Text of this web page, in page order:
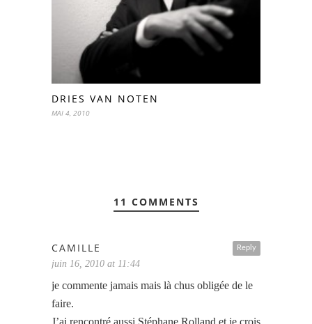
DRIES VAN NOTEN
MAI 4, 2010
11 COMMENTS
Reply
CAMILLE
juin 16, 2010 at 11:44
je commente jamais mais là chus obligée de le
faire.
J’ai rencontré aussi Stéphane Rolland et je crois